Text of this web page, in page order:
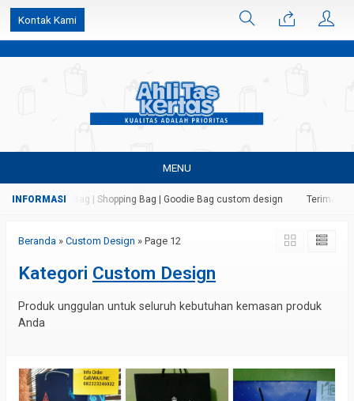
k6Ghe9jF9rmtx91MrSV7BIpW27id0SMW1kLEoe8rM2U
Kontak Kami
MENU
| Paper Bag | Shopping Bag | Goodie Bag custom design Terima
Beranda » Custom Design » Page 12
Kategori Custom Design
Produk unggulan untuk seluruh kebutuhan kemasan produk
Anda